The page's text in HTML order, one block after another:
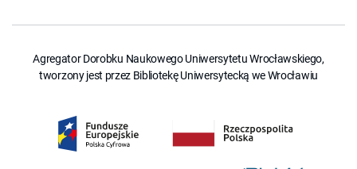
Agregator Dorobku Naukowego Uniwersytetu Wrocławskiego,
tworzony jest przez Bibliotekę Uniwersytecką we Wrocławiu